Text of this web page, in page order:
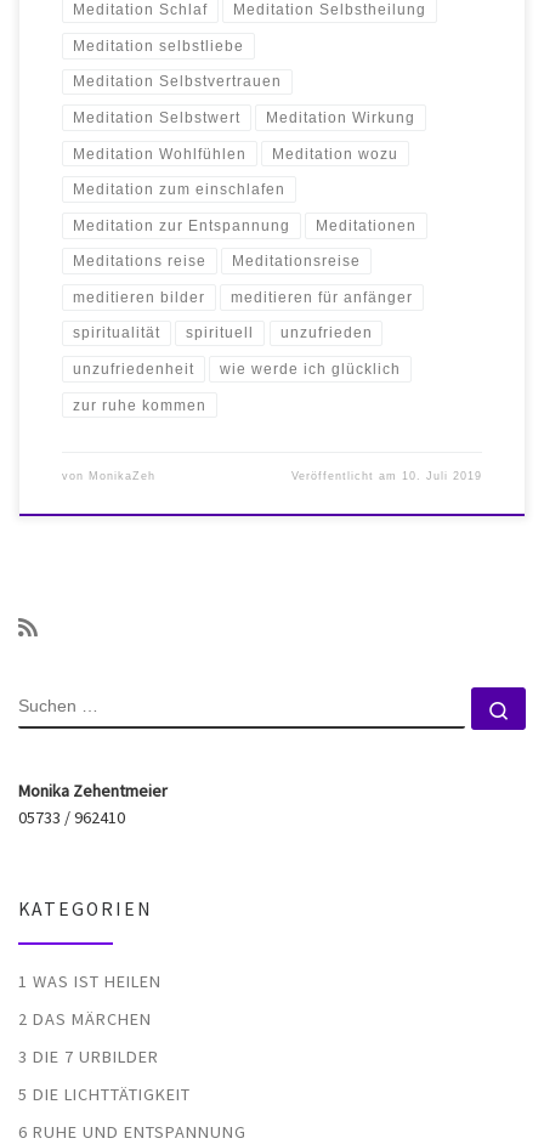
Meditation Schlaf Meditation Selbstheilung
Meditation selbstliebe
Meditation Selbstvertrauen
Meditation Selbstwert Meditation Wirkung
Meditation Wohlfühlen Meditation wozu
Meditation zum einschlafen
Meditation zur Entspannung Meditationen
Meditations reise Meditationsreise
meditieren bilder meditieren für anfänger
spiritualität spirituell unzufrieden
unzufriedenheit wie werde ich glücklich
zur ruhe kommen
von MonikaZeh Veröffentlicht am 10. Juli 2019
SUCHE
Monika Zehentmeier
05733 / 962410
KATEGORIEN
1 WAS IST HEILEN
2 DAS MÄRCHEN
3 DIE 7 URBILDER
5 DIE LICHTTÄTIGKEIT
6 RUHE UND ENTSPANNUNG